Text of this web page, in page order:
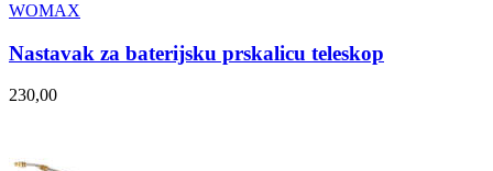
WOMAX
Nastavak za baterijsku prskalicu teleskop
230,00